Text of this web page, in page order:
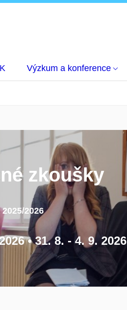
Výzkum a konference
zkoušky
2026
• 31. 8. - 4. 9. 2026